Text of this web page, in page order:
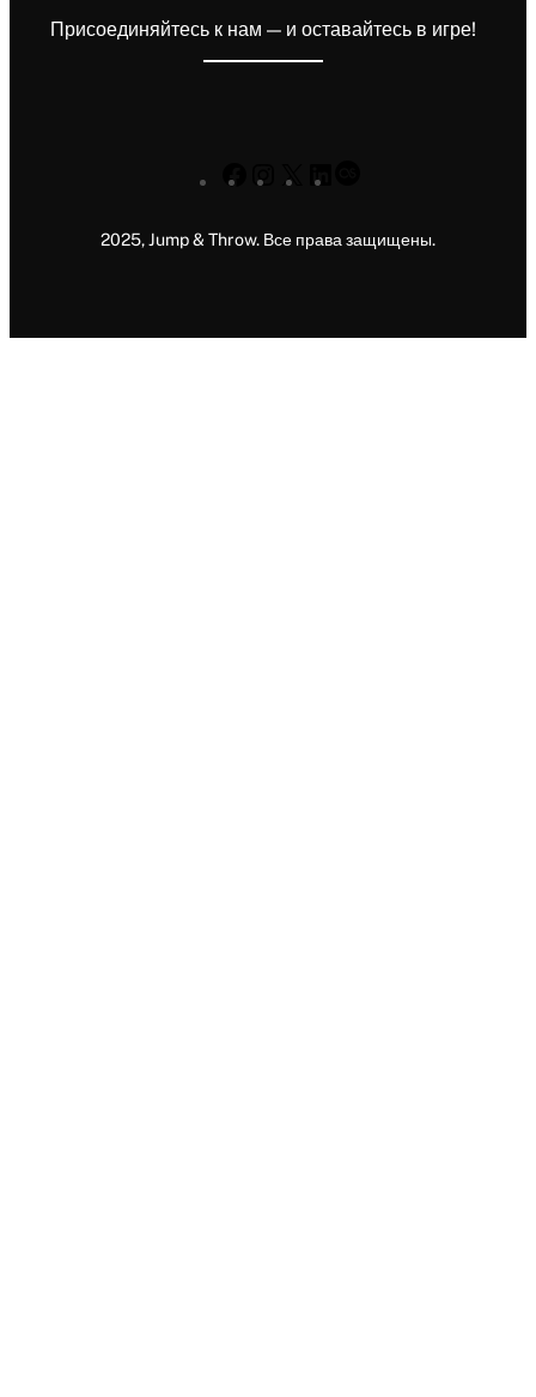
Присоединяйтесь к нам — и оставайтесь в игре!
2025, Jump & Throw. Все права защищены.